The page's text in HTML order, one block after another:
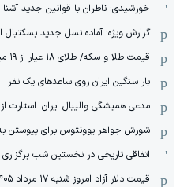
خورشیدی: ناظران با قوانین جدید
گزارش ویژه‌: آماده نسل جدید بسکتبال
قیمت طلا و سکه/ طلای ۱۸ عیار از ۱۹ میلیون گذشت
بار سنگین ایران روی ساعدهای یک نفر
مدعی همیشگی والیبال ایران: استارت
شورش جواهر یوونتوس برای پیوستن
اتفاقی تاریخی در نخستین شب برگزاری لیگ ۳
قیمت دلار آزاد امروز شنبه ۱۷ مرداد ۱۴۰۵